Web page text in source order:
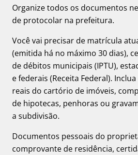
Organize todos os documentos
de protocolar na prefeitura.
Você vai precisar de matrícula
(emitida há no máximo 30 dias),
de débitos municipais (IPTU),
e federais (Receita Federal).
reais do cartório de imóveis,
de hipotecas, penhoras ou
a subdivisão.
Documentos pessoais do
comprovante de residência,